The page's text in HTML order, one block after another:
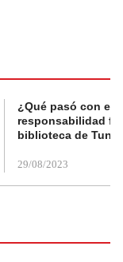
¿Qué pasó con el
responsabilidad
biblioteca de
29/08/2023